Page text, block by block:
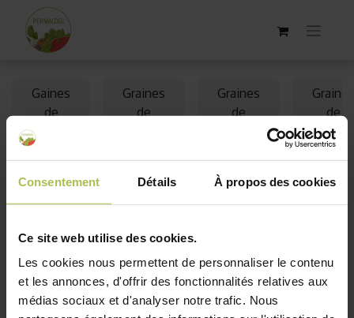
Consentement Détails À propos des cookies
Ce site web utilise des cookies.
Les cookies nous permettent de personnaliser le contenu
et les annonces, d'offrir des fonctionnalités relatives aux
médias sociaux et d'analyser notre trafic. Nous
Gaines
de
salade
Graines
de
Graines
de
Graines
de
potiron
bio
Épuisé